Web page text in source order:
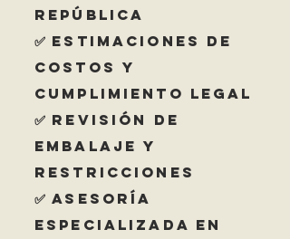
República
✅ Estimaciones de
Costos y
Cumplimiento Legal
✅ Revisión de
Embalaje y
Restricciones
✅ Asesoría
Especializada en